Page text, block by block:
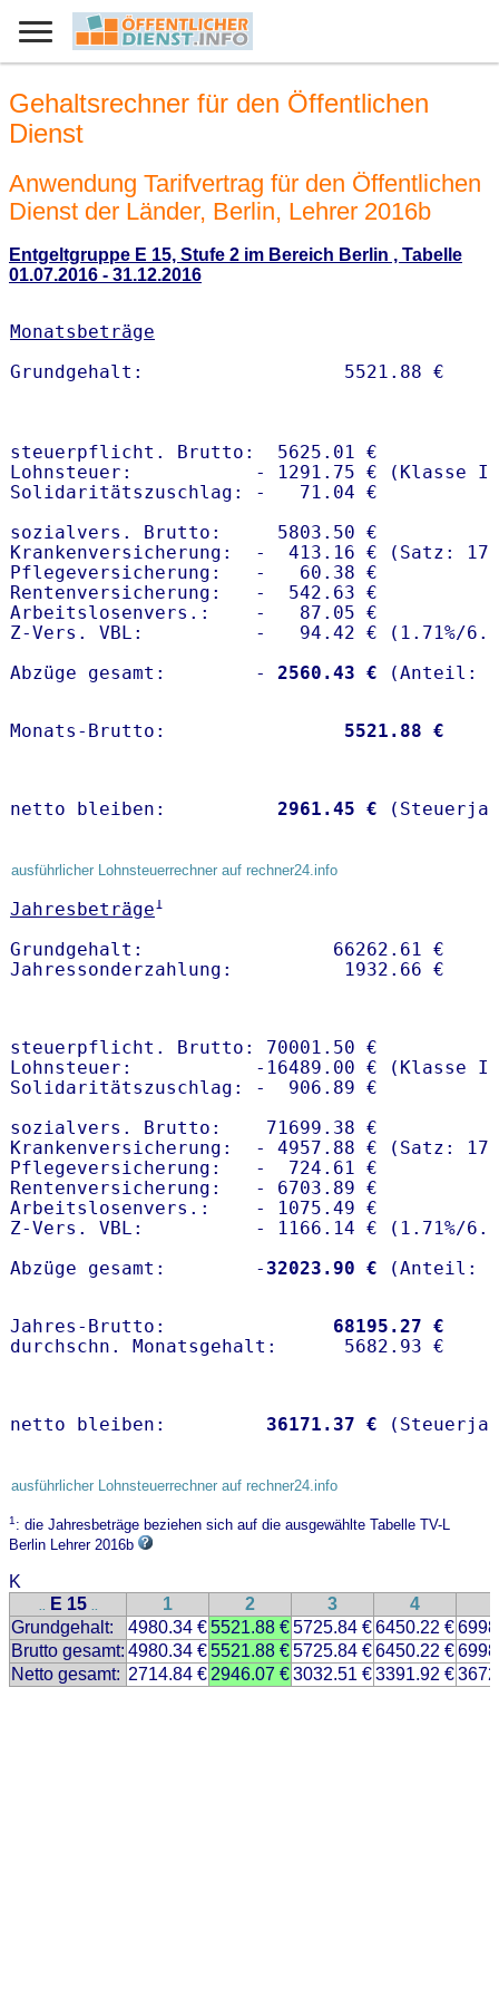
Gehaltsrechner für den Öffentlichen
Dienst
Anwendung Tarifvertrag für den Öffentlichen
Dienst der Länder, Berlin, Lehrer 2016b
Entgeltgruppe E 15, Stufe 2 im Bereich Berlin , Tabelle
01.07.2016 - 31.12.2016
Monatsbeträge
steuerpflicht. Brutto:  5625.01 €
Lohnsteuer:           - 1291.75 € (Klasse I)
Solidaritätszuschlag: -   71.04 €
sozialvers. Brutto:     5803.50 €
Krankenversicherung:  -  413.16 € (Satz:
Pflegeversicherung:   -   60.38 €
Rentenversicherung:   -  542.63 €
Arbeitslosenvers.:    -   87.05 €
Z-Vers. VBL:          -   94.42 € ( 1.71%/
Abzüge gesamt:        -
2560.43 €
Monats-Brutto: 5521.88 €
netto bleiben: 2961.45 €
ausführlicher Lohnsteuerrechner auf rechner24.info
Jahresbeträge1
Grundgehalt:                 66262.61 €
steuerpflicht. Brutto: 70001.50 €
Lohnsteuer:           -16489.00 € (Klasse I)
Solidaritätszuschlag: -  906.89 €
sozialvers. Brutto:    71699.38 €
Krankenversicherung:  - 4957.88 € (Satz:
Pflegeversicherung:   -  724.61 €
Rentenversicherung:   - 6703.89 €
Arbeitslosenvers.:    - 1075.49 €
Z-Vers. VBL:          - 1166.14 € ( 1.71%/
Abzüge gesamt:        - 32023.90 €
Jahres-Brutto: 68195.27 €
netto bleiben: 36171.37 €
ausführlicher Lohnsteuerrechner auf rechner24.info
1: die Jahresbeträge beziehen sich auf die ausgewählte Tabelle TV-L
Berlin Lehrer 2016b
K
.. E 15 .. 1 2 3 4
Grundgehalt:
4980.34 €5521.88 €5725.84 €6450.22 €
Brutto gesamt: 4980.34 €5521.88 €5725.84 €6450.22 €
Netto gesamt: 2714.84 € 2946.07 €3032.51 €3391.92 €